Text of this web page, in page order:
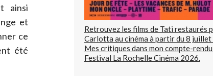
ainsi
et
ce
été
Retrouvez les films de Tati restaurés
Carlotta au cinéma à partir du 8
Mes critiques dans mon compte-rendu
Festival La Rochelle Cinéma 2026.